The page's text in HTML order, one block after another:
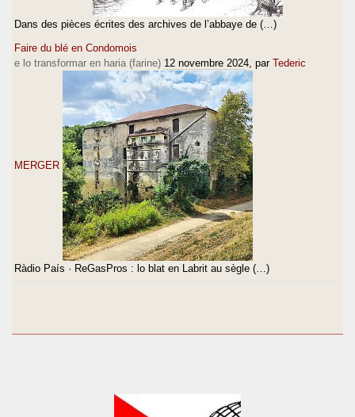
Dans des pièces écrites des archives de l’abbaye de (…)
Faire du blé en Condomois
e lo transformar en haria (farine) 12 novembre 2024 , par Tederic
MERGER
Ràdio País · ReGasPros : lo blat en Labrit au sègle (…)